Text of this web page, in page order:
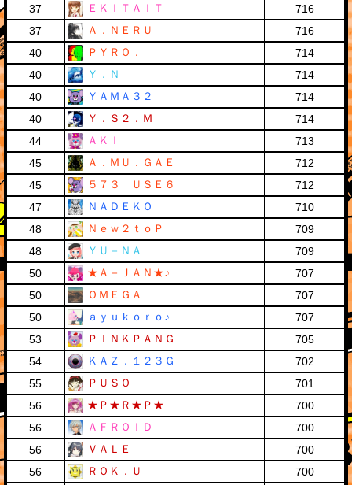
37
ＥＫＩＴＡＩＴ
716
37
Ａ．ＮＥＲＵ
716
40
ＰＹＲＯ．
714
40
Ｙ．Ｎ
714
40
ＹＡＭＡ３２
714
40
Ｙ．Ｓ２．Ｍ
714
44
ＡＫＩ
713
45
Ａ．ＭＵ．ＧＡＥ
712
45
５７３ ＵＳＥ６
712
47
ＮＡＤＥＫＯ
710
48
Ｎｅｗ２ｔｏＰ
709
48
ＹＵ－ＮＡ
709
50
★Ａ－ＪＡＮ★♪
707
50
ＯＭＥＧＡ
707
50
ａｙｕｋｏｒｏ♪
707
53
ＰＩＮＫＰＡＮＧ
705
54
ＫＡＺ．１２３Ｇ
702
55
ＰＵＳＯ
701
56
★Ｐ★Ｒ★Ｐ★
700
56
ＡＦＲＯＩＤ
700
56
ＶＡＬＥ
700
56
ＲＯＫ．Ｕ
700